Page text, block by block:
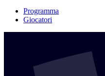
Programma
Giocatori